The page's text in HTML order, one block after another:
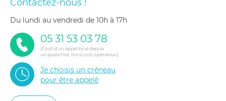
Contactez-nous !
du lundi au vendredi de 10h à 17h
05 31 53 03 78
(Coût d'un appel local depuis
un poste fixe, hors coût opérateur)
Je choisis un créneau
pour être appelé